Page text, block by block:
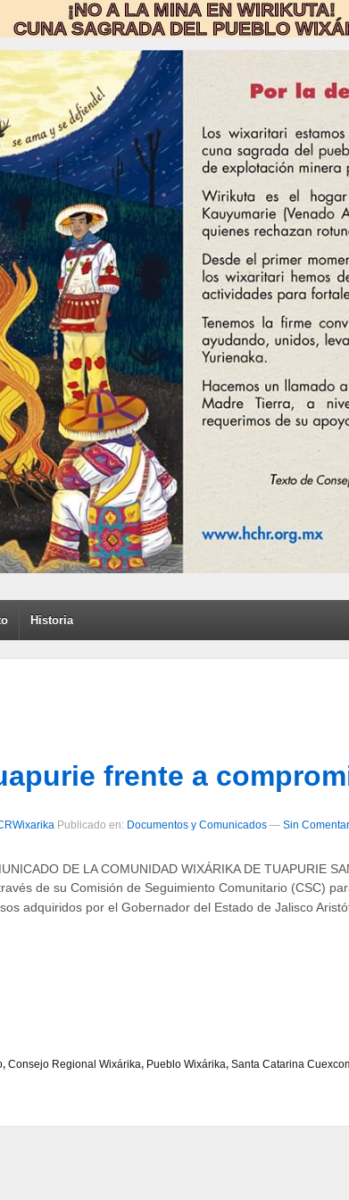
¡NO A LA MINA EN WIRIKUTA!
CUNA SAGRADA DEL PUEBLO
Historia
frente a
Publicado en: Documentos y Comunicados — Sin
DE LA COMUNIDAD WIXÁRIKA DE TUAPURIE
de su Comisión de Seguimiento Comunitario (CSC)
adquiridos por el Gobernador del Estado de Jalisco
, Consejo Regional Wixárika, Pueblo Wixárika, Santa Catarina